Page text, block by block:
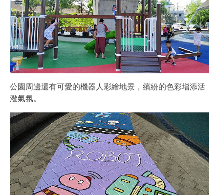
公園周邊還有可愛的機器人彩繪地景，繽紛的色彩增添活
潑氣氛。